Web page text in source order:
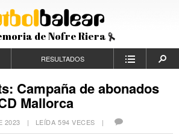
de Nofre Riera
RESULTADOS
Campaña de abonados
Mallorca
2023 | LEÍDA 594 VECES |